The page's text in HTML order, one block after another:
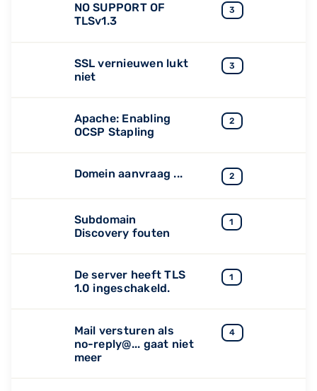
NO SUPPORT OF
TLSv1.3
3
SSL vernieuwen lukt
niet
3
Apache: Enabling
OCSP Stapling
2
Domein aanvraag ... 2
Subdomain
Discovery fouten
1
De server heeft TLS
1.0 ingeschakeld.
1
Mail versturen als
no-reply@... gaat niet
meer
4